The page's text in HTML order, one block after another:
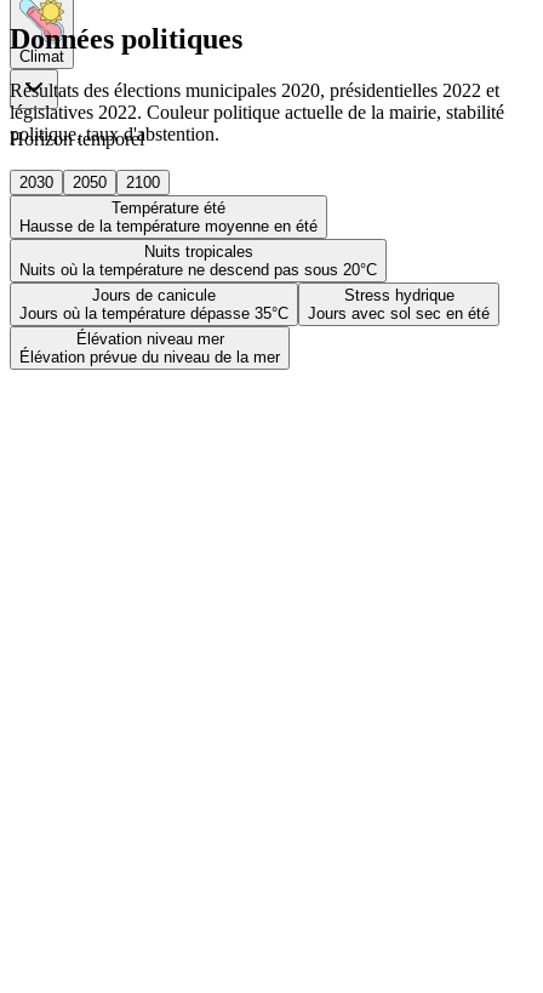
Climat
Horizon temporel
2030 2050
2100
Température été
Hausse de la température moyenne en été
Nuits tropicales
Nuits où la température ne descend pas sous 20°C
Jours de canicule
Jours où la température dépasse 35°C
Stress hydrique
Jours avec sol sec en été
Élévation niveau mer
Élévation prévue du niveau de la mer
Données politiques
Résultats des élections municipales 2020, présidentielles 2022 et
législatives 2022. Couleur politique actuelle de la mairie, stabilité
politique, taux d'abstention.